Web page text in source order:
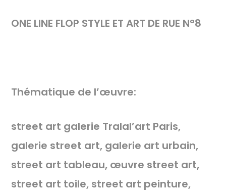
ONE LINE FLOP STYLE ET ART DE RUE N°8
Thématique de l’œuvre:
street art galerie Tralal’art Paris,
galerie street art, galerie art urbain,
street art tableau, œuvre street art,
street art toile, street art peinture,